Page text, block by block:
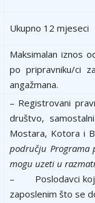
Ukupno 12 mjeseci
Maksimalan iznos
po pripravniku/ci
angažmana.
– Registrovani
društvo,
Mostara, Kotora i
području Programa
mogu uzeti u
– Poslodavci koji
zaposlenim što se